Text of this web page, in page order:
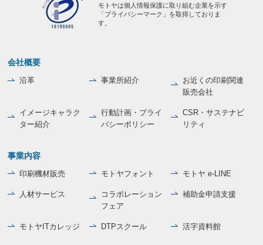
モトヤは個人情報保護に取り組む企業を示す
「プライバシーマーク」を取得しておりま
す。
会社概要
沿革 事業所紹介
お近くの印刷関連
販売会社
イメージキャラク
ター紹介
行動計画・プライ
バシーポリシー
CSR・サステナビ
リティ
事業内容
印刷機材販売 モトヤフォント モトヤ e-LINE
人材サービス
コラボレーション
フェア
補助金申請支援
モトヤITカレッジ DTPスクール 活字資料館